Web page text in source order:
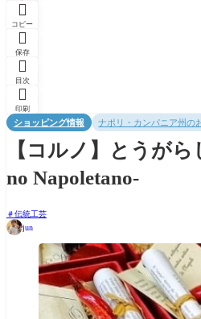

コピー

保存

目次

印刷
ショッピング情報 ナポリ・カンパニア州の
【コルノ】とうが
no Napoletano-
伝統工芸
jun